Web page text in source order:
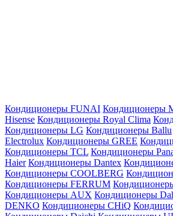
Кондиционеры FUNAI Кондиционеры
Hisense Кондиционеры Royal Clima
Кондиционеры LG Кондиционеры Ballu
Electrolux Кондиционеры GREE
Кондиционеры TCL Кондиционеры
Haier Кондиционеры Dantex
Кондиционеры СOOLBERG
Кондиционеры FERRUM
Кондиционеры AUX Кондиционеры
DENKO Кондиционеры CHiQ